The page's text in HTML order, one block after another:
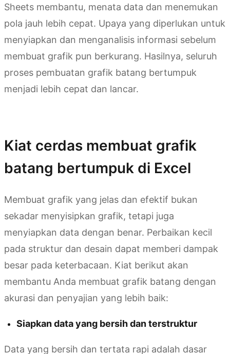
Sheets membantu, menata data dan menemukan
pola jauh lebih cepat. Upaya yang diperlukan untuk
menyiapkan dan menganalisis informasi sebelum
membuat grafik pun berkurang. Hasilnya, seluruh
proses pembuatan grafik batang bertumpuk
menjadi lebih cepat dan lancar.
Kiat cerdas membuat grafik
batang bertumpuk di Excel
Membuat grafik yang jelas dan efektif bukan
sekadar menyisipkan grafik, tetapi juga
menyiapkan data dengan benar. Perbaikan kecil
pada struktur dan desain dapat memberi dampak
besar pada keterbacaan. Kiat berikut akan
membantu Anda membuat grafik batang dengan
akurasi dan penyajian yang lebih baik:
Siapkan data yang bersih dan terstruktur
Data yang bersih dan tertata rapi adalah dasar